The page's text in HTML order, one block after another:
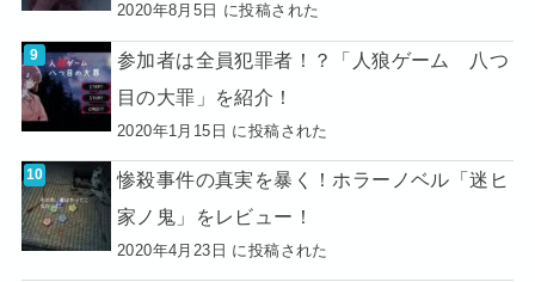
2020年8月5日 に投稿された
参加者は全員犯罪者！？「人狼ゲーム 八つ
目の大罪」を紹介！
2020年1月15日 に投稿された
惨殺事件の真実を暴く！ホラーノベル「迷ヒ
家ノ鬼」をレビュー！
2020年4月23日 に投稿された